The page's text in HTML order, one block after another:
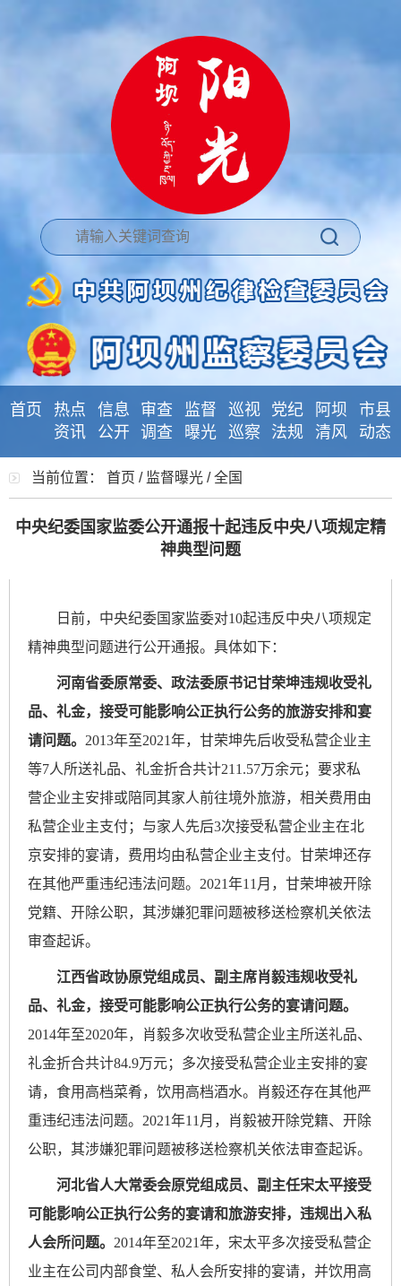
首页
热点
资讯
信息
公开
审查
调查
监督
曝光
巡视
巡察
党纪
法规
阿坝
清风
市县
动态
当前位置： 首页 / 监督曝光 /全国
中央纪委国家监委公开通报十起违反中央八项规定精
神典型问题
日前，中央纪委国家监委对10起违反中央八项规定
精神典型问题进行公开通报。具体如下：
河南省委原常委、政法委原书记甘荣坤违规收受礼
品、礼金，接受可能影响公正执行公务的旅游安排和宴
请问题。 2013年至2021年，甘荣坤先后收受私营企业主
等7人所送礼品、礼金折合共计211.57万余元；要求私
营企业主安排或陪同其家人前往境外旅游，相关费用由
私营企业主支付；与家人先后3次接受私营企业主在北
京安排的宴请，费用均由私营企业主支付。甘荣坤还存
在其他严重违纪违法问题。2021年11月，甘荣坤被开除
党籍、开除公职，其涉嫌犯罪问题被移送检察机关依法
审查起诉。
江西省政协原党组成员、副主席肖毅违规收受礼
品、礼金，接受可能影响公正执行公务的宴请问题。
2014年至2020年，肖毅多次收受私营企业主所送礼品、
礼金折合共计84.9万元；多次接受私营企业主安排的宴
请，食用高档菜肴，饮用高档酒水。肖毅还存在其他严
重违纪违法问题。2021年11月，肖毅被开除党籍、开除
公职，其涉嫌犯罪问题被移送检察机关依法审查起诉。
河北省人大常委会原党组成员、副主任宋太平接受
可能影响公正执行公务的宴请和旅游安排，违规出入私
人会所问题。 2014年至2021年，宋太平多次接受私营企
业主在公司内部食堂、私人会所安排的宴请，并饮用高